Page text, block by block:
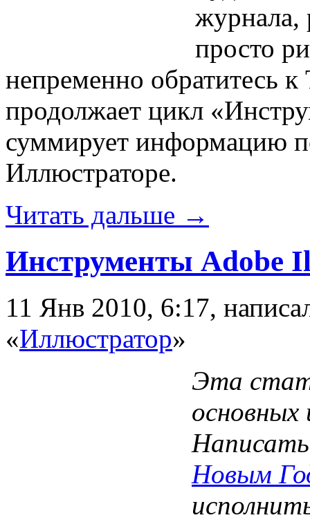
журнала,
просто
непременно обратитесь к
продолжает цикл
суммирует информацию
Иллюстраторе.
Читать дальше →
Инструменты Adobe
11 Янв 2010, 6:17,
«Иллюстратор»
Эта
Новым